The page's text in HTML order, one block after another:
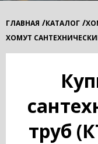
ГЛАВНАЯ /КАТАЛОГ /
ХОМУТ
труб